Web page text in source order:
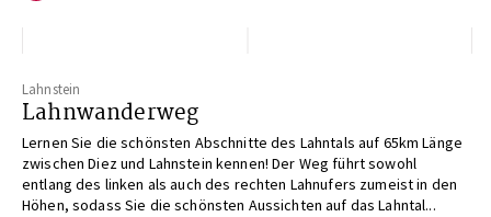
Lahnstein
Lahnwanderweg
Lernen Sie die schönsten Abschnitte des Lahntals auf 65km Länge
zwischen Diez und Lahnstein kennen! Der Weg führt sowohl
entlang des linken als auch des rechten Lahnufers zumeist in den
Höhen, sodass Sie die schönsten Aussichten auf das Lahntal...